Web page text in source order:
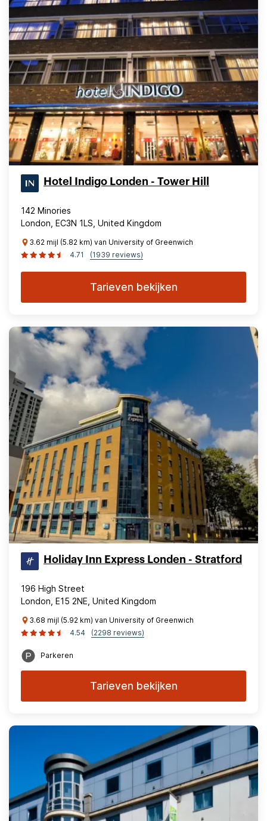
Hotel Indigo Londen - Tower Hill
142 Minories
London, EC3N 1LS, United Kingdom
3.62 mijl (5.82 km) van University of Greenwich
4.71
(1939 reviews)
Tarieven bekijken
Holiday Inn Express Londen - Stratford
196 High Street
London, E15 2NE, United Kingdom
3.68 mijl (5.92 km) van University of Greenwich
4.54
(2298 reviews)
Parkeren
Tarieven bekijken